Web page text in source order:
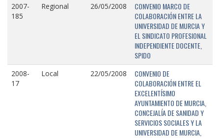
2007-
185
Regional 26/05/2008
CONVENIO MARCO DE
COLABORACIÓN ENTRE LA
UNIVERSIDAD DE MURCIA Y
EL SINDICATO PROFESIONAL
INDEPENDIENTE DOCENTE,
SPIDO
2008-
17
Local 22/05/2008
CONVENIO DE
COLABORACIÓN ENTRE EL
EXCELENTÍSIMO
AYUNTAMIENTO DE MURCIA,
CONCEJALÍA DE SANIDAD Y
SERVICIOS SOCIALES Y LA
UNIVERSIDAD DE MURCIA,